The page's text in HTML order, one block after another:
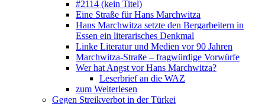
#2114 (kein Titel)
Eine Straße für Hans Marchwitza
Hans Marchwitza setzte den Bergarbeitern in
Essen ein literarisches Denkmal
Linke Literatur und Medien vor 90 Jahren
Marchwitza-Straße – fragwürdige Vorwürfe
Wer hat Angst vor Hans Marchwitza?
Leserbrief an die WAZ
zum Weiterlesen
Gegen Streikverbot in der Türkei